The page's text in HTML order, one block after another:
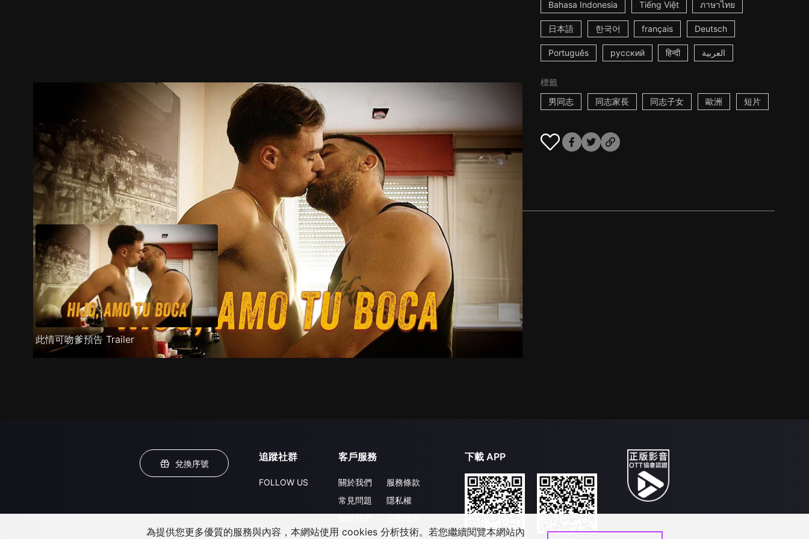
Bahasa Indonesia Tiếng Việt ภาษาไทย
日本語 한국어 français Deutsch
Português русский हिन्दी العربية
標籤
男同志
同志家長 同志子女 歐洲 短片
預告 劇照 推薦影片 劇情介紹
此情可吻爹預告 Trailer
兌換序號
追蹤社群
FOLLOW US
客戶服務
關於我們
常見問題
升級VIP
服務條款
隱私權
合作洽談
下載 APP
為提供您更多優質的服務與內容，本網站使用 cookies 分析技術。若您繼續閱覽本網站內